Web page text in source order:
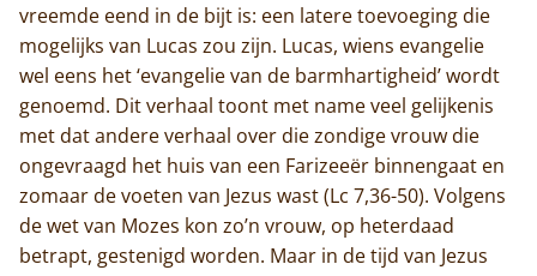
vreemde eend in de bijt is: een latere toevoeging die
mogelijks van Lucas zou zijn. Lucas, wiens evangelie
wel eens het ‘evangelie van de barmhartigheid’ wordt
genoemd. Dit verhaal toont met name veel gelijkenis
met dat andere verhaal over die zondige vrouw die
ongevraagd het huis van een Farizeeër binnengaat en
zomaar de voeten van Jezus wast (Lc 7,36-50). Volgens
de wet van Mozes kon zo’n vrouw, op heterdaad
betrapt, gestenigd worden. Maar in de tijd van Jezus